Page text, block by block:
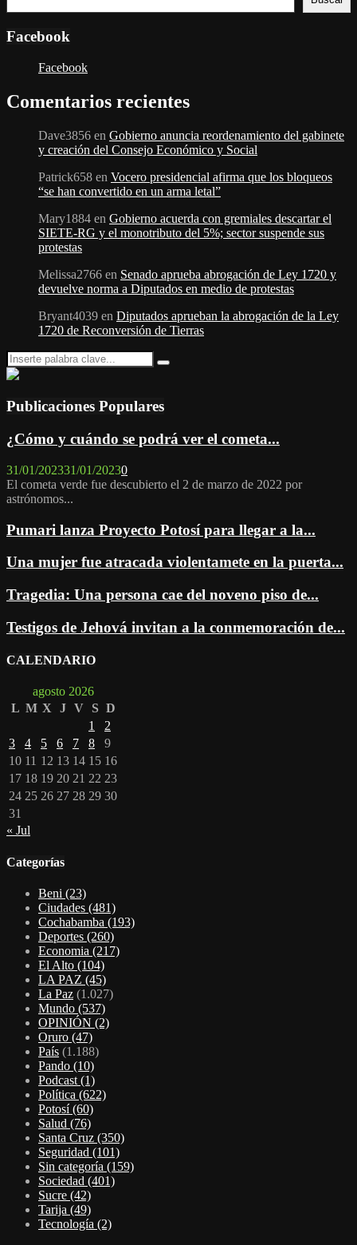
Facebook
Facebook
Comentarios recientes
Dave3856 en Gobierno anuncia reordenamiento del gabinete
y creación del Consejo Económico y Social
Patrick658 en Vocero presidencial afirma que los bloqueos
“se han convertido en un arma letal”
Mary1884 en Gobierno acuerda con gremiales descartar el
SIETE-RG y el monotributo del 5%; sector suspende sus
protestas
Melissa2766 en Senado aprueba abrogación de Ley 1720 y
devuelve norma a Diputados en medio de protestas
Bryant4039 en Diputados aprueban la abrogación de la Ley
1720 de Reconversión de Tierras
Search
for:
Search
Publicaciones Populares
¿Cómo y cuándo se podrá ver el cometa...
31/01/202331/01/20230
El cometa verde fue descubierto el 2 de marzo de 2022 por
astrónomos...
Pumari lanza Proyecto Potosí para llegar a la...
Una mujer fue atracada violentamete en la puerta...
Tragedia: Una persona cae del noveno piso de...
Testigos de Jehová invitan a la conmemoración de...
CALENDARIO
agosto 2026
L M X J V S D
1
2
3
4 5 6 7 8
9
10 11 12 13 14 15 16
17 18 19 20 21 22 23
24 25 26 27 28 29 30
31
« Jul
Categorías
Beni (23)
Ciudades (481)
Cochabamba (193)
Deportes (260)
Economia (217)
El Alto (104)
LA PAZ (45)
La Paz (1.027)
Mundo (537)
OPINIÓN (2)
Oruro (47)
País (1.188)
Pando (10)
Podcast (1)
Política (622)
Potosí(60)
Salud (76)
Santa Cruz (350)
Seguridad (101)
Sin categoría (159)
Sociedad (401)
Sucre (42)
Tarija (49)
Tecnología (2)